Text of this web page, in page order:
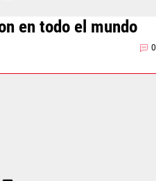
en todo el mundo
0